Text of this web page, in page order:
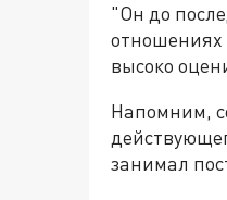
"Он до
отношениях
высоко
Напомним,
занимал